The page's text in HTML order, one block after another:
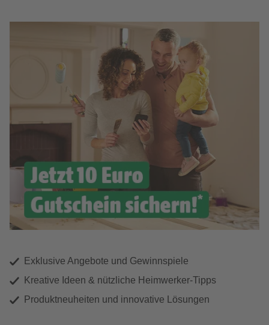
Exklusive Angebote und Gewinnspiele
Kreative Ideen & nützliche Heimwerker-Tipps
Produktneuheiten und innovative Lösungen